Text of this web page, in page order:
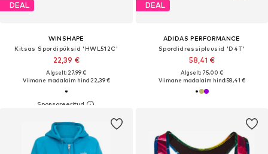
DEAL
WINSHAPE
Kitsas Spordipüksid 'HWL512C'
22,39 €
Algselt: 27,99 €
Viimane madalaim hind:22,39 €
DEAL
ADIDAS PERFORMANCE
Spordidressipluusid 'D4T'
58,41 €
Algselt: 75,00 €
Viimane madalaim hind:58,41 €